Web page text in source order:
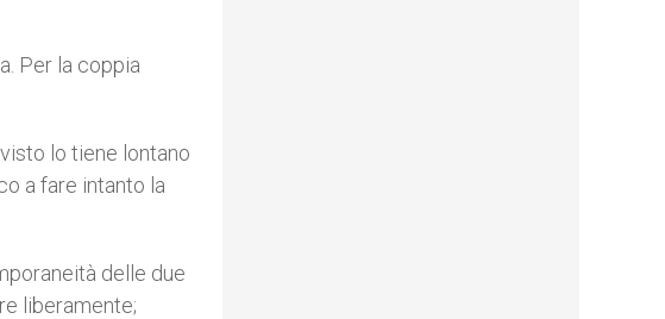
Per la coppia
lo tiene lontano
a fare intanto la
delle due
liberamente;